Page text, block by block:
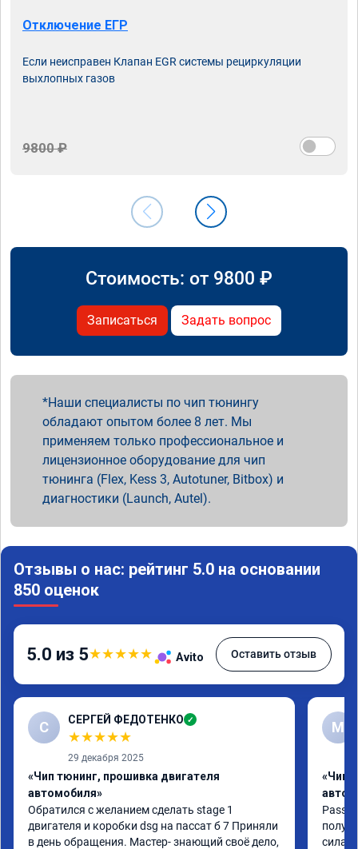
Отключение ЕГР
Если неисправен Клапан EGR системы рециркуляции
выхлопных газов
9800 ₽
Стоимость: от 9800 ₽
Записаться Задать вопрос
Наши специалисты по чип тюнингу
обладают опытом более 8 лет. Мы
применяем только профессиональное и
лицензионное оборудование для чип
тюнинга (Flex, Kess 3, Autotuner, Bitbox) и
диагностики (Launch, Autel).
Отзывы о нас: рейтинг 5.0 на основании
850 оценок
5.0 из 5★★★★★ Avito Оставить отзыв
С СЕРГЕЙ ФЕДОТЕНКО ✓
★★★★★
29 декабря 2025
«Чип тюнинг, прошивка двигателя
автомобиля»
Обратился с желанием сделать stage 1
двигателя и коробки dsg на пассат б 7 Приняли
в день обращения. Мастер- знающий своё дело,
M
«Чип
сила,